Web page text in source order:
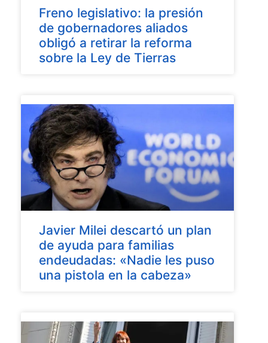
Freno legislativo: la presión
de gobernadores aliados
obligó a retirar la reforma
sobre la Ley de Tierras
Javier Milei descartó un plan
de ayuda para familias
endeudadas: «Nadie les puso
una pistola en la cabeza»